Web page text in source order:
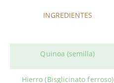
INGREDIENTES
Quinoa (semilla)
Hierro (Bisglicinato ferroso)